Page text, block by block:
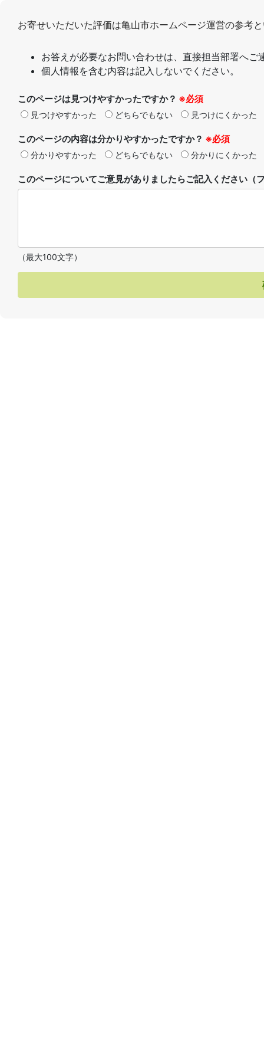
お寄せいただいた評価は亀山市ホームページ運営の参考
お答えが必要なお問い合わせは、直接担当部署へご
個人情報を含む内容は記入しないでください。
このページは見つけやすかったですか？ ※必須
見つけやすかった どちらでもない 見つけにくかった
このページの内容は分かりやすかったですか？ ※必須
分かりやすかった どちらでもない 分かりにくかった
このページについてご意見がありましたらご記入ください
（最大100文字）